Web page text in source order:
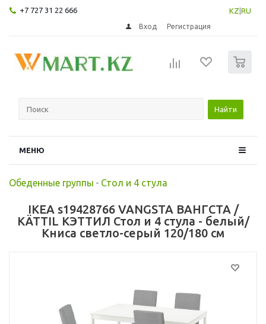
+7 727 31 22 666 KZ RU
Вход Регистрация
Найти
МЕНЮ
Обеденные группы - Стол и 4 стула
IKEA s19428766 VANGSTA ВАНГСТА /
KÄTTIL КЭТТИЛ Стол и 4 стула - белый/
Книса светло-серый 120/180 см